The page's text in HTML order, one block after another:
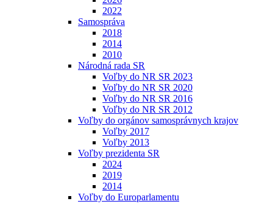
2022
Samospráva
2018
2014
2010
Národná rada SR
Voľby do NR SR 2023
Voľby do NR SR 2020
Voľby do NR SR 2016
Voľby do NR SR 2012
Voľby do orgánov samosprávnych krajov
Voľby 2017
Voľby 2013
Voľby prezidenta SR
2024
2019
2014
Voľby do Europarlamentu